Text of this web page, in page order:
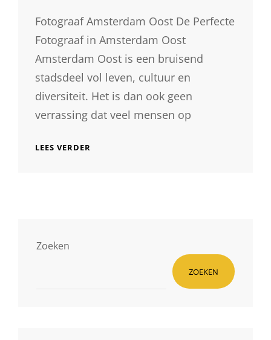
Fotograaf Amsterdam Oost De Perfecte
Fotograaf in Amsterdam Oost
Amsterdam Oost is een bruisend
stadsdeel vol leven, cultuur en
diversiteit. Het is dan ook geen
verrassing dat veel mensen op
LEES VERDER
Zoeken
ZOEKEN